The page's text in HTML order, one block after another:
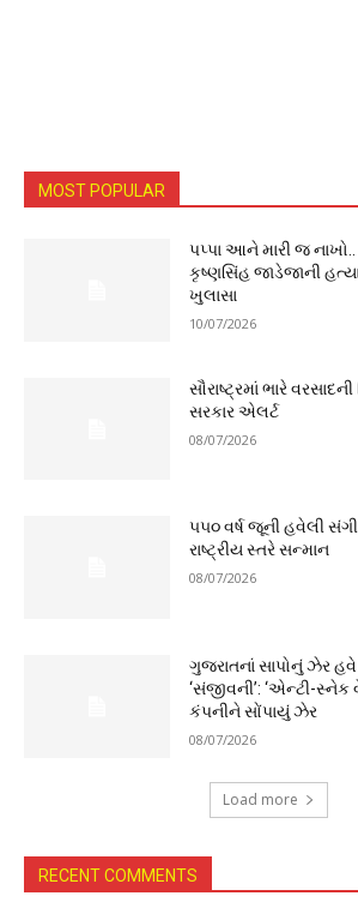
MOST POPULAR
પપ્પા આને મારી જ
કૃષ્ણસિંહ જાડેજાની
ખુલાસા
10/07/2026
સૌરાષ્ટ્રમાં ભારે
સરકાર એલર્ટ
08/07/2026
૫૫૦ વર્ષ જૂની હવેલી
રાષ્ટ્રીય સ્તરે સન્માન
08/07/2026
ગુજરાતનાં સાપોનું ઝેર
‘સંજીવની’: ‘એન્ટી-સ્નેક
કંપનીને સોંપાયું ઝેર
08/07/2026
Load more
RECENT COMMENTS